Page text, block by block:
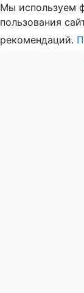
Мы используем
пользования
рекомендаций.